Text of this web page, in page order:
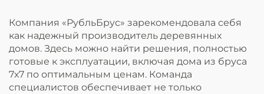
Компания «РубльБрус» зарекомендовала себя
как надежный производитель деревянных
домов. Здесь можно найти решения, полностью
готовые к эксплуатации, включая дома из бруса
7х7 по оптимальным ценам. Команда
специалистов обеспечивает не только